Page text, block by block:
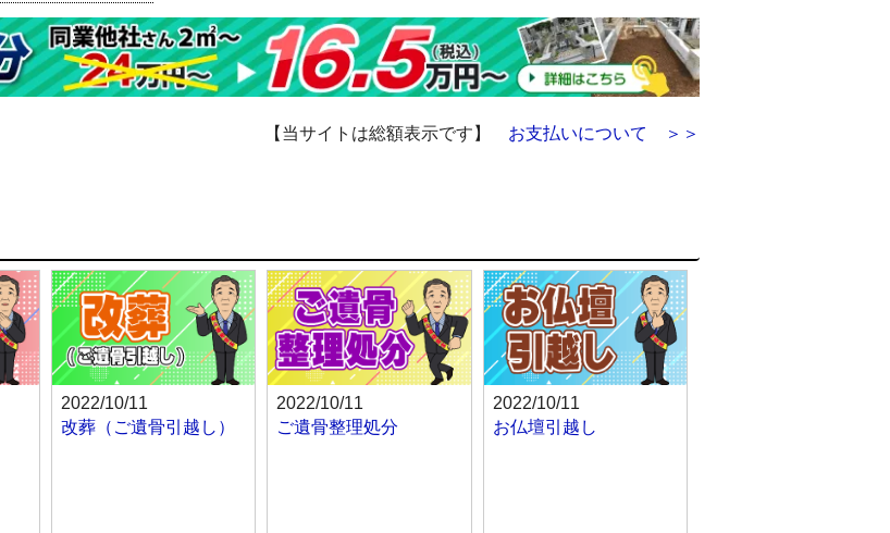
【当サイトは総額表示です】 お支払いについて ＞＞
2022/10/11
改葬（ご遺骨引越し）
2022/10/11
ご遺骨整理処分
2022/10/11
お仏壇引越し